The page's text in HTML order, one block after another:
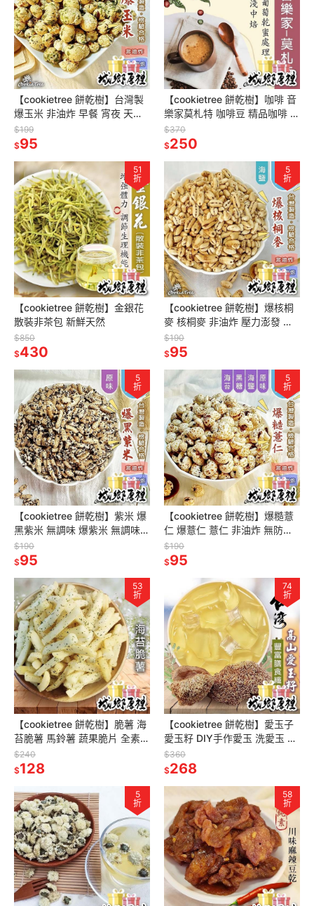
【cookietree 餅乾樹】台灣製
爆玉米 非油炸 早餐 宵夜 天然
無防腐劑 寶寶副食品
$199
$95
【cookietree 餅乾樹】咖啡 音
樂家莫札特 咖啡豆 精品咖啡 濾
掛耳 新鮮烘豆
$370
$250
51
折
【cookietree 餅乾樹】金銀花
散裝非茶包 新鮮天然
$850
$430
5
折
【cookietree 餅乾樹】爆核桐
麥 核桐麥 非油炸 壓力澎發 純
天然 無防腐劑 寶寶副食品
$190
$95
5
折
【cookietree 餅乾樹】紫米 爆
黑紫米 無調味 爆紫米 無調味
早餐 非油炸 純天然 寶寶副食品
營養高無防腐劑
$190
$95
5
折
【cookietree 餅乾樹】爆糙薏
仁 爆薏仁 薏仁 非油炸 無防腐
劑 香料 寶寶副食品 純天然
$190
$95
53
折
【cookietree 餅乾樹】脆薯 海
苔脆薯 馬鈴薯 蔬果脆片 全素
休閒零食
$240
$128
74
折
【cookietree 餅乾樹】愛玉子
愛玉籽 DIY手作愛玉 洗愛玉 檸
檬愛玉 天然愛玉凍 滿三包送一
搓洗棉布袋
$360
$268
5
折
58
折